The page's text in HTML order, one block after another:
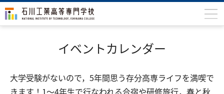
専攻科
イベントカレンダー
​大学受験がないので，5年間思う存分高専ライフを満喫で
きます！1～4年生で行なわれる合宿や研修旅行，春と秋